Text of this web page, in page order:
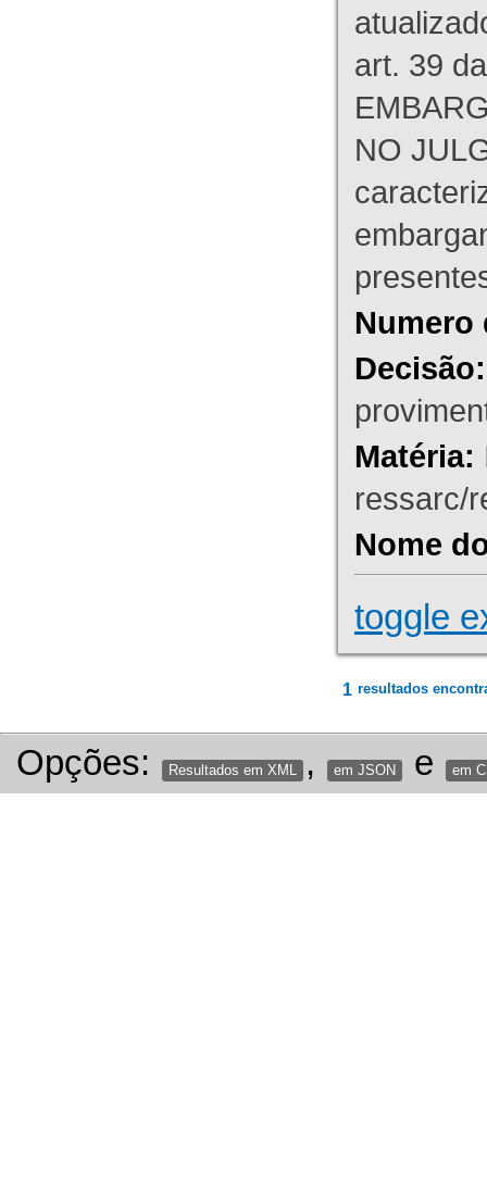
art. 39
NO
Numero
Decisão:
Matéria:
ressarc/
Nome
toggle
1 resultados
Opções: Resultados em XML , em JSON e em